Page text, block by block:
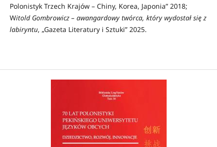
Polonistyk Trzech Krajów – Chiny, Korea, Japonia” 2018;
Witold Gombrowicz – awangardowy twórca, który wydostał się z
labiryntu, „Gazeta Literatury i Sztuki” 2025.